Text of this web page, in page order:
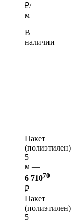
₽/
м
В
наличии
Пакет
(полиэтилен)
5
м —
6 71070
₽
Пакет
(полиэтилен)
5